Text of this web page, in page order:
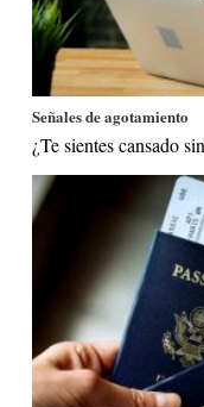
Señales de agotamiento
¿Te sientes cansado